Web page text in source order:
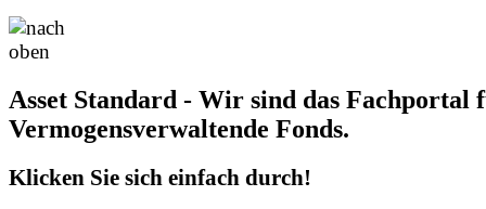
Asset Standard - Wir sind das Fachportal
Vermogensverwaltende Fonds.
Klicken Sie sich einfach durch!